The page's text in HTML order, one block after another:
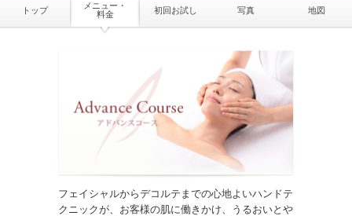
トップ
メニュー・
料金
初回お試し 写真 地図
フェイシャルからデコルテまでの心地よいハンドテ
クニックが、お客様の肌に働きかけ、うるおいとや